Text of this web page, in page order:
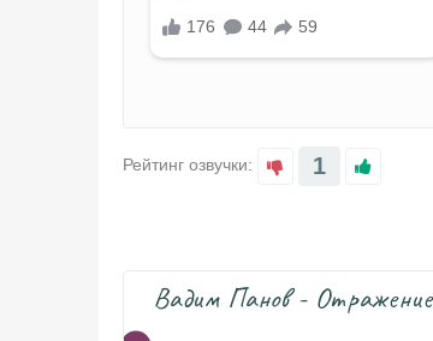
Рейтинг озвучки: 1
Вадим Панов - Отражение